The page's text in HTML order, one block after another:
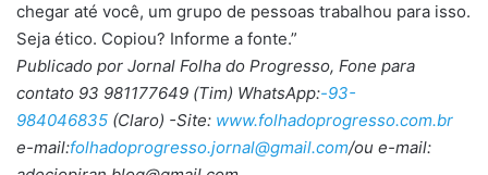
chegar até você, um grupo de pessoas trabalhou para isso.
Seja ético. Copiou? Informe a fonte.”
Publicado por Jornal Folha do Progresso, Fone para
contato 93 981177649 (Tim) WhatsApp:-93-
984046835 (Claro) -Site: www.folhadoprogresso.com.br
e-mail:folhadoprogresso.jornal@gmail.com/ou e-mail: